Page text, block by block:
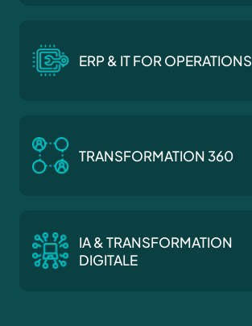
ERP & IT FOR OPERATIONS
TRANSFORMATION 360
IA & TRANSFORMATION
DIGITALE